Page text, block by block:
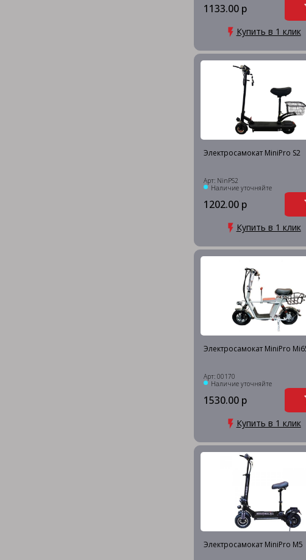
1133.00 р
Купить в 1 клик
Электросамокат MiniPro S2
Арт: NinPS2
Наличие уточняйте
1202.00 р
Купить в 1 клик
Электросамокат MiniPro
Арт: 00170
Наличие уточняйте
1530.00 р
Купить в 1 клик
Электросамокат MiniPro M5